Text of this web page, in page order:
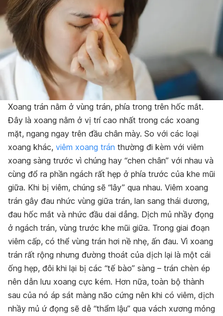
Xoang trán nằm ở vùng trán, phía trong trên hốc mắt.
Đây là xoang nằm ở vị trí cao nhất trong các xoang
mặt, ngang ngay trên đầu chân mày. So với các loại
xoang khác, viêm xoang trán thường đi kèm với viêm
xoang sàng trước vì chúng hay “chen chân” với nhau và
cùng đổ ra phần ngách rất hẹp ở phía trước của khe mũi
giữa. Khi bị viêm, chúng sẽ “lây” qua nhau. Viêm xoang
trán gây đau nhức vùng giữa trán, lan sang thái dương,
đau hốc mắt và nhức đầu dai dẳng. Dịch mủ nhầy đọng
ở ngách trán, vùng trước khe mũi giữa. Trong giai đoạn
viêm cấp, có thể vùng trán hơi nề nhẹ, ấn đau. Vì xoang
trán rất rộng nhưng đường thoát của dịch lại là một cái
ống hẹp, đôi khi lại bị các “tế bào” sàng – trán chèn ép
nên dẫn lưu xoang cực kém. Hơn nữa, toàn bộ thành
sau của nó áp sát màng não cứng nên khi có viêm, dịch
nhầy mủ ứ đọng sẽ dễ “thẩm lậu” qua vách xương mỏng